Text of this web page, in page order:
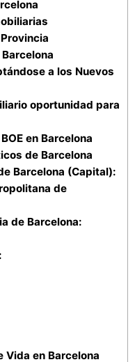
a los Nuevos
oportunidad para
en Barcelona
de Barcelona
Barcelona (Capital):
de
de Barcelona:
Vida en Barcelona